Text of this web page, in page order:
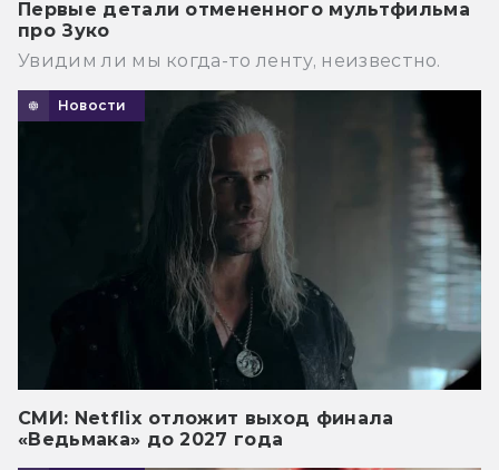
Первые детали отмененного мультфильма
про Зуко
Увидим ли мы когда-то ленту, неизвестно.
Новости
СМИ: Netflix отложит выход финала
«Ведьмака» до 2027 года